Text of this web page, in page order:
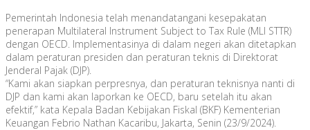
Pemerintah Indonesia telah menandatangani kesepakatan
penerapan Multilateral Instrument Subject to Tax Rule (MLI STTR)
dengan OECD. Implementasinya di dalam negeri akan ditetapkan
dalam peraturan presiden dan peraturan teknis di Direktorat
Jenderal Pajak (DJP).
“Kami akan siapkan perpresnya, dan peraturan teknisnya nanti di
DJP dan kami akan laporkan ke OECD, baru setelah itu akan
efektif,” kata Kepala Badan Kebijakan Fiskal (BKF) Kementerian
Keuangan Febrio Nathan Kacaribu, Jakarta, Senin (23/9/2024).